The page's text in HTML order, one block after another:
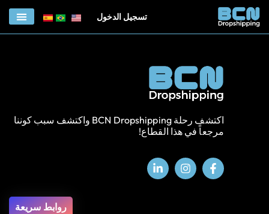
تسجيل الدخول
اكتشف رحلة BCN Dropshipping واكتشف سبب كوننا
مرجعاً في هذا القطاع!
روابط سريعة